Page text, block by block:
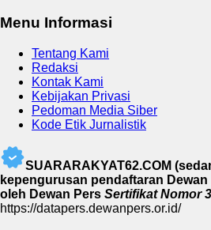
Menu Informasi
Tentang Kami
Redaksi
Kontak Kami
Kebijakan Privasi
Pedoman Media Siber
Kode Etik Jurnalistik
SUARARAKYAT62.COM
kepengurusan pendaftaran
oleh Dewan Pers Sertifikat Nomor
https://datapers.dewanpers.or.id/